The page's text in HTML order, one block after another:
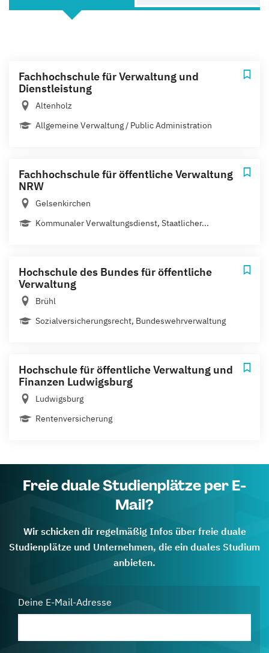
Fachhochschule für Verwaltung und
Dienstleistung
Altenholz
Allgemeine Verwaltung / Public Administration
Fachhochschule für öffentliche Verwaltung
NRW
Gelsenkirchen
Kommunaler Verwaltungsdienst, Staatlicher...
Hochschule des Bundes für öffentliche
Verwaltung
Brühl
Sozialversicherungsrecht, Bundeswehrverwaltung
Hochschule für öffentliche Verwaltung und
Finanzen Ludwigsburg
Ludwigsburg
Rentenversicherung
Freie duale Studienplätze per E-
Mail?
Wir schicken dir regelmäßig Infos über freie duale
Studienplätze und Unternehmen, die ein duales Studium
anbieten.
Deine E-Mail-Adresse